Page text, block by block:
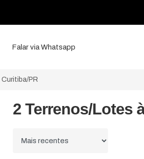
Falar via Whatsapp
Curitiba/PR
2 Terrenos/Lotes
Ordenar por